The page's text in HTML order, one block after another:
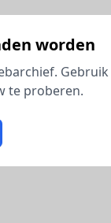
worden
Gebruik
te proberen.